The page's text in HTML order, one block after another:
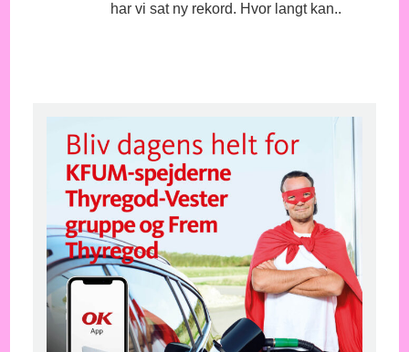
har vi sat ny rekord. Hvor langt kan..